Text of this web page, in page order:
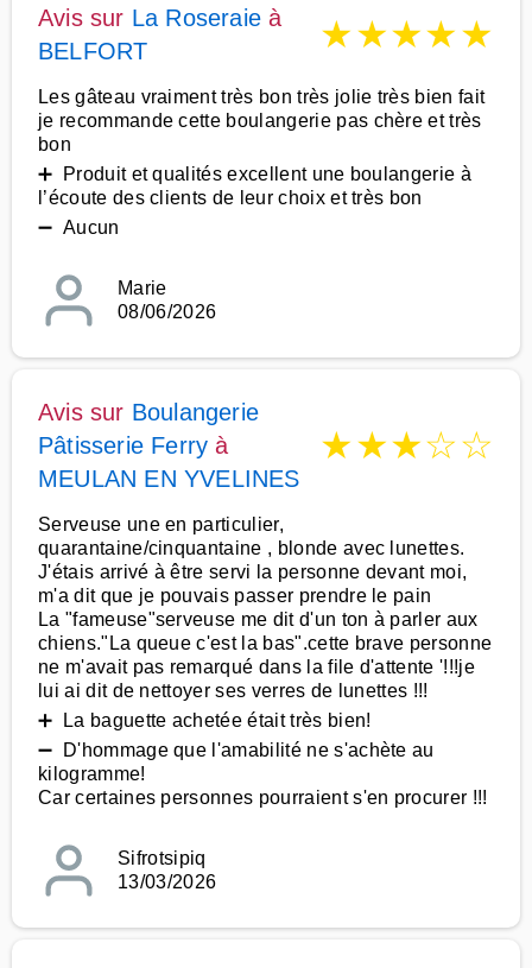
Avis sur La Roseraie à
BELFORT
★★★★★
Les gâteau vraiment très bon très jolie très bien fait
je recommande cette boulangerie pas chère et très
bon
➕ Produit et qualités excellent une boulangerie à
l’écoute des clients de leur choix et très bon
➖ Aucun
Marie
08/06/2026
Avis sur Boulangerie
Pâtisserie Ferry à
MEULAN EN YVELINES
★★★☆☆
Serveuse une en particulier,
quarantaine/cinquantaine , blonde avec lunettes.
J'étais arrivé à être servi la personne devant moi,
m'a dit que je pouvais passer prendre le pain
La "fameuse"serveuse me dit d'un ton à parler aux
chiens."La queue c'est la bas".cette brave personne
ne m'avait pas remarqué dans la file d'attente '!!!je
lui ai dit de nettoyer ses verres de lunettes !!!
➕ La baguette achetée était très bien!
➖ D'hommage que l'amabilité ne s'achète au
kilogramme!
Car certaines personnes pourraient s'en procurer !!!
Sifrotsipiq
13/03/2026